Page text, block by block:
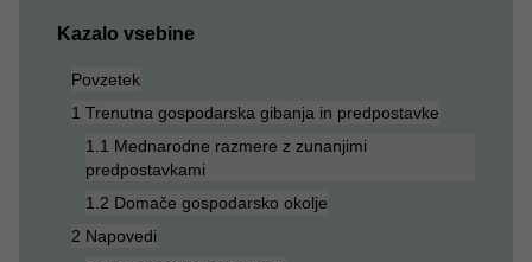
Kazalo vsebine
Povzetek
1 Trenutna gospodarska gibanja in predpostavke
1.1 Mednarodne razmere z zunanjimi
predpostavkami
1.2 Domače gospodarsko okolje
2 Napovedi